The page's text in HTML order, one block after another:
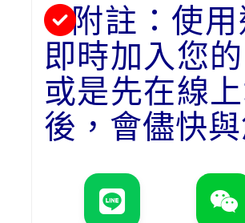
附註：使用
即時加入您
或是先在線
後，會儘快